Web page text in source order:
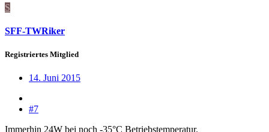
S
SFF-TWRiker
Registriertes Mitglied
14. Juni 2015
#7
Immerhin 24W bei noch -35°C Betriebstemperatur.